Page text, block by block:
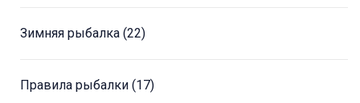
Зимняя рыбалка (22)
Правила рыбалки (17)